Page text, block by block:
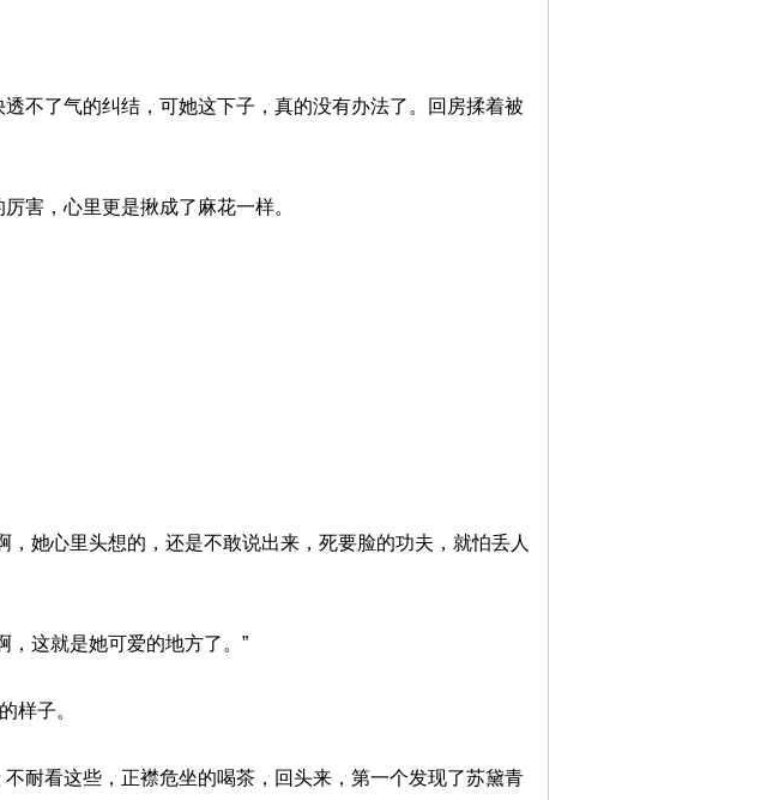
不了气的纠结，可她这下子，真的没有办法了。回房揉着被
害，心里更是揪成了麻花一样。
她心里头想的，还是不敢说出来，死要脸的功夫，就怕丢人
，这就是她可爱的地方了。”
样子。
耐看这些，正襟危坐的喝茶，回头来，第一个发现了苏黛青